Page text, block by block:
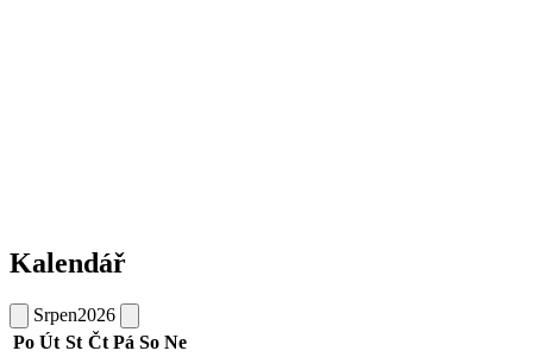
Kalendář
Srpen2026
Po Út St Čt Pá So Ne